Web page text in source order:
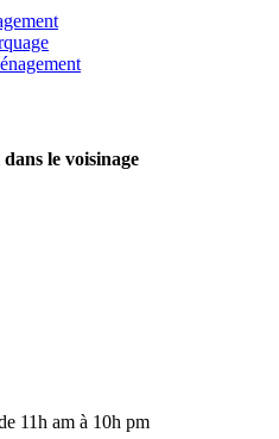
le voisinage
11h am à 10h pm